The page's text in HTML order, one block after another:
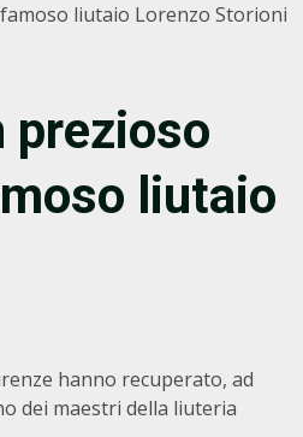
liutaio Lorenzo Storioni
prezioso
liutaio
hanno recuperato, ad
dei maestri della liuteria